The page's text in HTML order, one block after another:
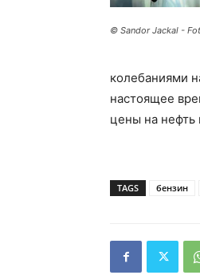
© Sandor Jackal -
колебаниями
настоящее
цены на нефть
TAGS бензин